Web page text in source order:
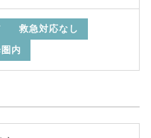
救急対応なし
内